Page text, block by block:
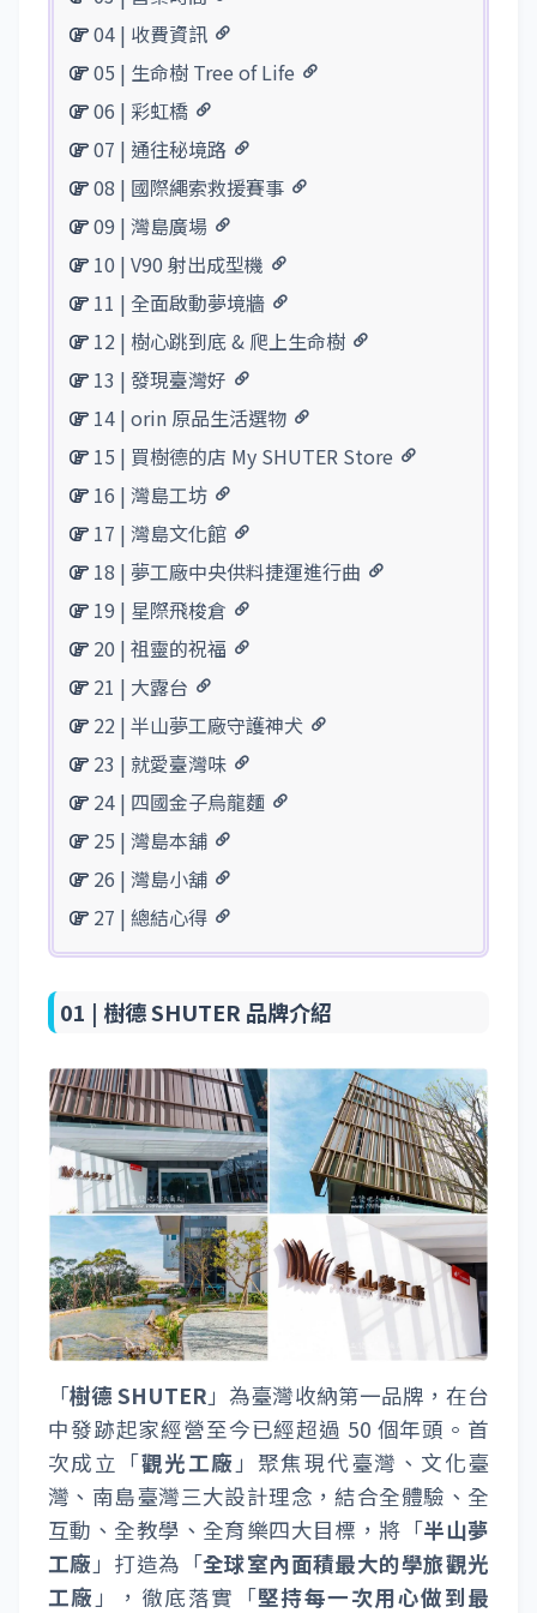
04 | 收費資訊
05 | 生命樹 Tree of Life
06 | 彩虹橋
07 | 通往秘境路
08 | 國際繩索救援賽事
09 | 灣島廣場
10 | V90 射出成型機
11 | 全面啟動夢境牆
12 | 樹心跳到底 & 爬上生命樹
13 | 發現臺灣好
14 | orin 原品生活選物
15 | 買樹德的店 My SHUTER Store
16 | 灣島工坊
17 | 灣島文化館
18 | 夢工廠中央供料捷運進行曲
19 | 星際飛梭倉
20 | 祖靈的祝福
21 | 大露台
22 | 半山夢工廠守護神犬
23 | 就愛臺灣味
24 | 四國金子烏龍麵
25 | 灣島本舖
26 | 灣島小舖
27 | 總結心得
01 | 樹德 SHUTER 品牌介紹
「樹德 SHUTER 」為臺灣收納第一品牌，在台
中發跡起家經營至今已經超過 50 個年頭。首
次成立「觀光工廠 」聚焦現代臺灣、文化臺
灣、南島臺灣三大設計理念，結合全體驗、全
互動、全教學、全育樂四大目標，將「半山夢
工廠 」打造為「全球室內面積最大的學旅觀光
工廠 」，徹底落實「堅持每一次用心做到最